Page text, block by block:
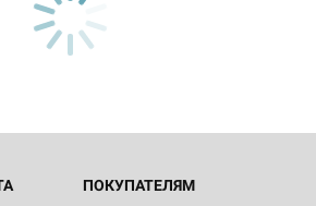
ПОКУПАТЕЛЯМ